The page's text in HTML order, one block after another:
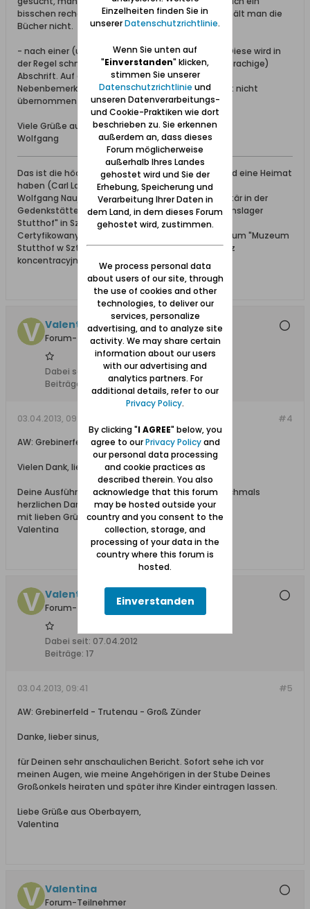
bisschen recherchiert, aber zum selber Suchen erhält man die
Bücher nicht.
- nach einer (unbeglaubigten) Fotokopie fragen. Diese wird in
der Regel schneller angefertig als eine (polnischsprachige)
Abschrift. Auf einer Kopie sind zudem häufig
Nebenbemerkungen zu finden die in eine Abschrift nicht
übernommen werden
Viele Grüße aus dem Werder
Wolfgang
Das ist die höchste aller Gaben: Geborgen sein und eine Heimat
haben (Carl Lange)
Wolfgang Naujocks: Zertifizierter Führer und Volontär in der
Gedenkstätte/Museum "Deutsches Konzentrationslager
Stutthof" in Sztutowo
Certyfikowany przewodnik i wolontariusz po muzeum "Muzeum
Stutthof w Sztutowie - Niemiecki nazistowski obóz
koncentracyjny i zagłady"
Valentina
Forum-Teilnehmer
Dabei seit:
07.04.2012
Beiträge:
#4
03.04.2013, 09:38
AW: Grebinerfeld - Trutenau - Groß Zünder
Vielen Dank, lieber Wolfgang,
Deine Ausführungen haben mir sehr geholfen! Nochmals
herzlichen Dank,
mit lieben Grüßen aus Oberbayern,
Valentina
Valentina
Forum-Teilnehmer
Dabei seit: 07.04.2012
Beiträge: 17
#5
03.04.2013, 09:41
AW: Grebinerfeld - Trutenau - Groß Zünder
Danke, lieber sinus,
für Deinen sehr anschaulichen Bericht. Sofort sehe ich vor
meinen Augen, wie meine Angehörigen in der Stube Deines
Großonkels heiraten und später ihre Kinder eintragen lassen.
Liebe Grüße aus Oberbayern,
Valentina
Valentina
Forum-Teilnehmer
Einzelheiten finden Sie in
unsererDatenschutzrichtlinie.
Wenn Sie unten auf
"Einverstanden" klicken,
stimmen Sie unserer
Datenschutzrichtlinie und
unseren Datenverarbeitungs-
und Cookie-Praktiken wie dort
beschrieben zu. Sie erkennen
außerdem an, dass dieses
Forum möglicherweise
außerhalb Ihres Landes
gehostet wird und Sie der
Erhebung, Speicherung und
Verarbeitung Ihrer Daten in
dem Land, in dem dieses Forum
gehostet wird, zustimmen.
We process personal data
about users of our site, through
the use of cookies and other
technologies, to deliver our
services, personalize
advertising, and to analyze site
activity. We may share certain
information about our users
with our advertising and
analytics partners. For
additional details, refer to our
Privacy Policy.
By clicking "I AGREE" below, you
agree to ourPrivacy Policyand
our personal data processing
and cookie practices as
described therein. You also
acknowledge that this forum
may be hosted outside your
country and you consent to the
collection, storage, and
processing of your data in the
country where this forum is
hosted.
Einverstanden